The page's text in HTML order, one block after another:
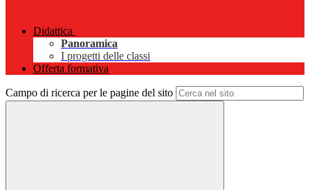
Didattica
Panoramica
I progetti delle classi
Offerta formativa
Campo di ricerca per le pagine del sito